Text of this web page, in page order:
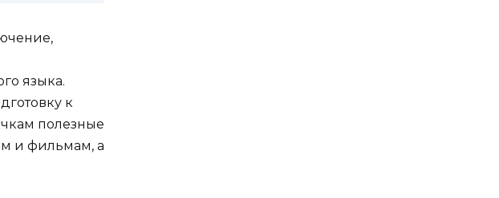
языка.
к
полезные
и фильмам, а